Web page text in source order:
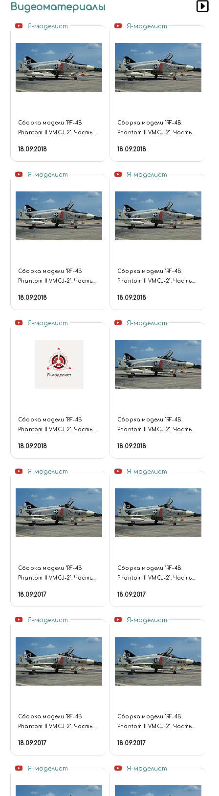
Видеоматериалы
Я-моделист
Сборка модели "RF-4B
Phantom II VMCJ-2". Часть
(заключительная).
18.09.2018
Я-моделист
Сборка модели "RF-4B
Phantom II VMCJ-2". Часть
18.09.2018
Я-моделист
Сборка модели "RF-4B
Phantom II VMCJ-2". Часть
18.09.2018
Я-моделист
Сборка модели "RF-4B
Phantom II VMCJ-2". Часть
18.09.2018
Я-моделист
Сборка модели "RF-4B
Phantom II VMCJ-2". Часть
18.09.2018
Я-моделист
Сборка модели "RF-4B
Phantom II VMCJ-2". Часть
18.09.2018
Я-моделист
Сборка модели "RF-4B
Phantom II VMCJ-2". Часть
18.09.2017
Я-моделист
Сборка модели "RF-4B
Phantom II VMCJ-2". Часть
18.09.2017
Я-моделист
Сборка модели "RF-4B
Phantom II VMCJ-2". Часть
18.09.2017
Я-моделист
Сборка модели "RF-4B
Phantom II VMCJ-2". Часть
18.09.2017
Я-моделист Я-моделист